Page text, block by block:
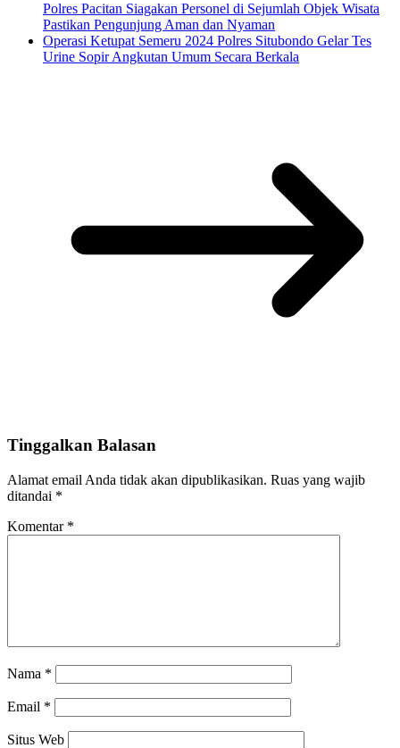
Polres Pacitan Siagakan Personel di Sejumlah Objek Wisata
Pastikan Pengunjung Aman dan Nyaman
Operasi Ketupat Semeru 2024 Polres Situbondo Gelar Tes
Urine Sopir Angkutan Umum Secara Berkala
Tinggalkan Balasan
Alamat email Anda tidak akan dipublikasikan. Ruas yang wajib
ditandai *
Komentar *
Nama *
Email *
Situs Web